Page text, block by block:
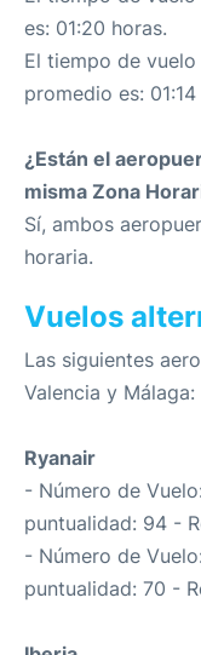
es: 01:20 horas.
El tiempo de
promedio es: 01:14
¿Están el
misma Zona
Sí, ambos
horaria.
Vuelos
Las siguientes
Valencia y Málaga:
Ryanair
- Número de
puntualidad: 94 -
- Número de
puntualidad: 70 -